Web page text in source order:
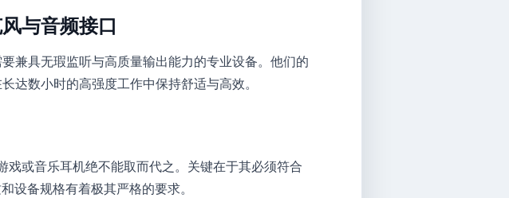
与音频接口
兼具无瑕监听与高质量输出能力的专业设备。他们的
达数小时的高强度工作中保持舒适与高效。
或音乐耳机绝不能取而代之。关键在于其必须符合
设备规格有着极其严格的要求。